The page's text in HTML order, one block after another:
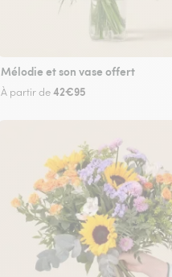
Mélodie et son vase offert
À partir de42€95